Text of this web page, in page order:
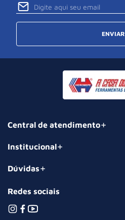
ENVIAR
Central de atendimento
Institucional
Dúvidas
Redes sociais